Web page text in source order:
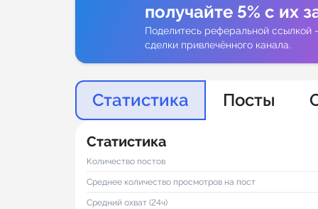
получайте 5% с их
Поделитесь реферальной ссылкой
сделки привлечённого канала.
Статистика Посты
Статистика
Количество постов
Среднее количество просмотров на пост
Средний охват (24ч)